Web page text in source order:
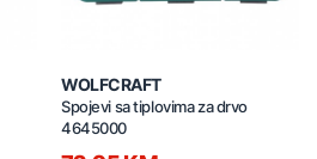
WOLFCRAFT
Spojevi sa tiplovima za drvo
4645000